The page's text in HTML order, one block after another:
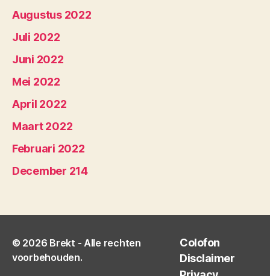
Augustus 2022
Juli 2022
Juni 2022
Mei 2022
April 2022
Maart 2022
Februari 2022
December 214
© 2026 Brekt - Alle rechten
voorbehouden.
Colofon
Disclaimer